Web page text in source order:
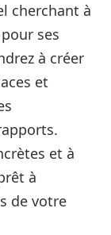
cherchant à
pour ses
à créer
et
et à
à
de votre